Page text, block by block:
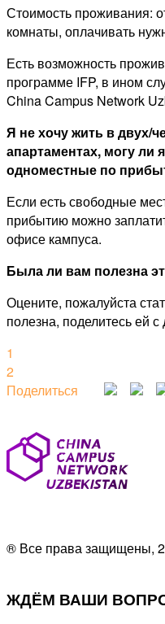
Стоимость проживания:
комнаты, оплачивать
Есть возможность
программе IFP, в ином
China Campus Network
Я не хочу жить в двух/
апартаментах, могу ли
одноместные по
Если есть свободные
прибытию можно
офисе кампуса.
Была ли вам полезна
Оцените, пожалуйста
полезна, поделитесь ей
1
2
Поделиться
® Все права защищены,
ЖДЁМ ВАШИ